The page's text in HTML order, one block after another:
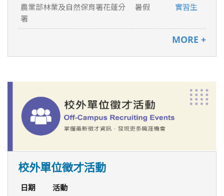
農業部林業及自然保育署花蓮分
署
暑假 實習生
MORE +
校外單位徵才活動
日期
活動